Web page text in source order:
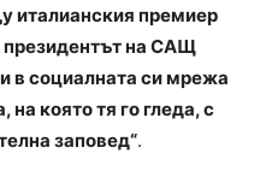
италианския премиер
на САЩ
в социалната си мрежа
на която тя го гледа, с
заповед“.